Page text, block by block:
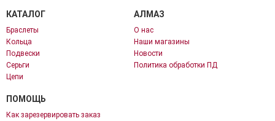
КАТАЛОГ
Браслеты
Кольца
Подвески
Серьги
Цепи
АЛМАЗ
О нас
Наши магазины
Новости
Политика обработки ПД
ПОМОЩЬ
Как зарезервировать заказ